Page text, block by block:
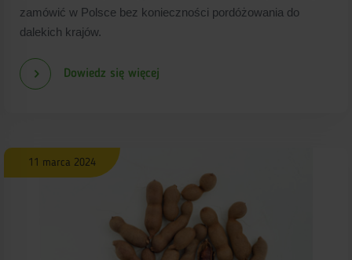
zamówić w Polsce bez konieczności pordóżowania do
dalekich krajów.
Dowiedz się więcej
11 marca 2024